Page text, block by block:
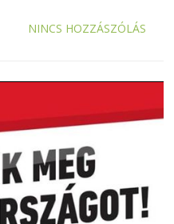
NINCS HOZZÁSZÓLÁS